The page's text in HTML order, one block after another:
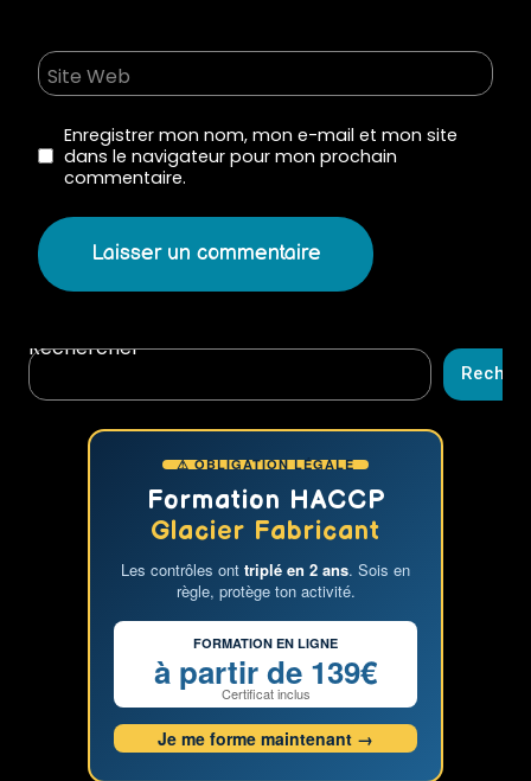
Site Web
Enregistrer mon nom, mon e-mail et mon site
dans le navigateur pour mon prochain
commentaire.
Rechercher
⚠ OBLIGATION LÉGALE
Formation HACCP
Glacier Fabricant
Les contrôles ont triplé en 2 ans. Sois en
règle, protège ton activité.
FORMATION EN LIGNE
à partir de 139€
Certificat inclus
Je me forme maintenant →